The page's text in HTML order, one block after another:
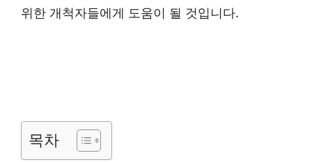
위한 개척자들에게 도움이 될 것입니다.
목차